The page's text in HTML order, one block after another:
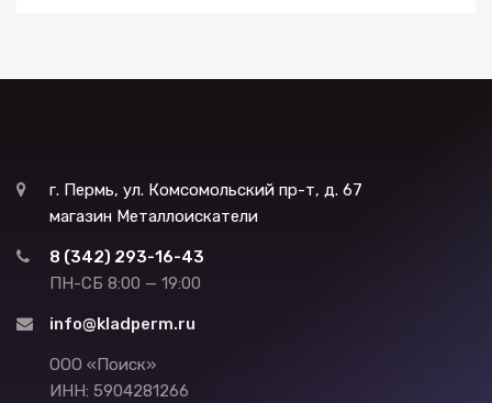
г. Пермь, ул. Комсомольский пр-т, д. 67
магазин Металлоискатели
8 (342) 293-16-43
ПН-СБ 8:00 — 19:00
info@kladperm.ru
ООО «Поиск»
ИНН: 5904281266